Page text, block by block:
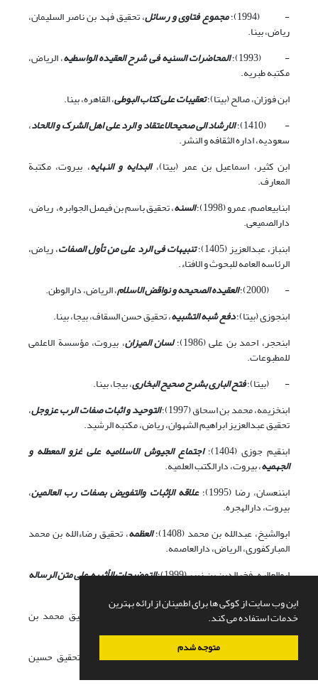
این وب سایت از کوکی ها برای اطمینان از ارائه بهترین
خدمات استفاده می کند.
متوجه شدم
- (1994)؛
مجموع فتاوى و رسائل، تحقیق فهد بن ناصر السلیمان،
ریاض، بی‏نا.
- (1993)؛
المحاضرات السنیه فی شرح العقیده الواسطیه، الریاض،
مکتبه طبریه.
ابن فوزان، صالح (بی‏تا)؛تعقیبات علی کتاب البوطی، القاهره، بی‏نا.
- (1410)؛
الارشاد الی صحیح‏الاعتقاد و الرد علی اهل الشرک و الالحاد،
سعودیه، اداره الثقافه و النشر.
ابن کثیر، اسماعیل بن عمر (بی‏تا)،البدایه و النهایه، بیروت، مکتبة
المعارف.
ابن‏ابی‏عاصم، عمرو (1998)؛
السنه، تحقیق باسم بن فیصل الجوابره، ریاض،
دارالصمیعی.
ابن‏باز، عبدالعزیز (1405)؛
تنبیهات فی الرد على من تأول الصفات، ریاض،
الرئاسه العامه للبحوث و الافتاء.
- (2000)؛
العقیده الصحیحه و نواقض الاسلام، الریاض، دارالوطن.
ابن‏جوزی (بی‏تا)؛دفع شبه التشبیه، تحقیق حسن السقاف، بی‏جا، بی‏نا.
ابن‏حجر، احمد بن علی (1986)؛
لسان المیزان، بیروت، مؤسسة الاعلمی
للمطبوعات.
- (بی‏تا)؛فتح الباری بشرح صحیح البخاری، بی‏جا، بی‏نا.
ابن‏خزیمه، محمد بن اسحاق (1997)؛
التوحید و اثبات صفات الرب عزوجل،
تحقیق عبدالعزیز ابراهیم الشهوان، ریاض، مکتبه الرشید.
ابن‏قیم جوزی (1404)؛
اجتماع الجیوش الاسلامیه علی غزو المعطله و
الجهمیه، بیروت، دارالکتب العلمیه.
ابن‏نعسان، رضا (1995)؛
علاقه الإثبات والتفویض بصفات رب العالمین،
بیروت، دارالهجره.
ابوالشیخ، عبدالله بن محمد (1408)؛
العظمه، تحقیق رضاءالله بن محمد
المبارکفوری، الریاض، دارالعاصمه.
ابوالعالیه، فخرالدین بن زبیر (1999)؛
التوضیحات الأثریه علی متن الرساله
الاسماعیلی، ابی بکر (1412)؛
، تحقیق محمد بن
عبدالرحمن الخمیس ریاض، دارالعاصمه.
الاشعری، ابوالحسن (1379)؛
الابانه عن اصول الدیانه ، تحقیق حسین